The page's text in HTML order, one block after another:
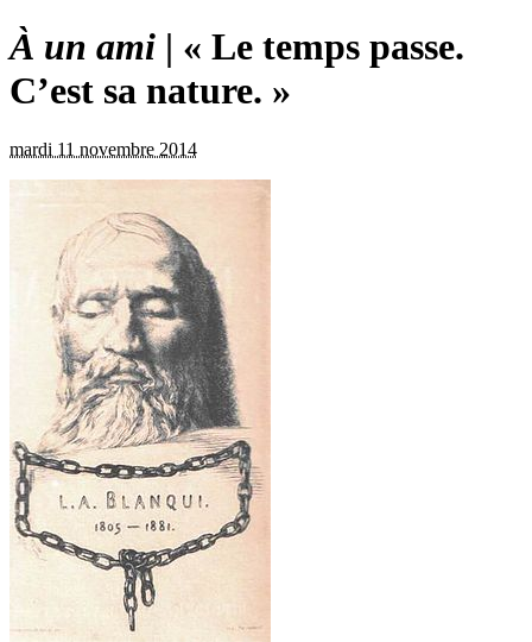
À un ami | « Le temps passe.
C’est sa nature. »
mardi 11 novembre 2014